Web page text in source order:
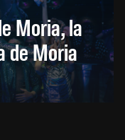
Moria, la
de Moria